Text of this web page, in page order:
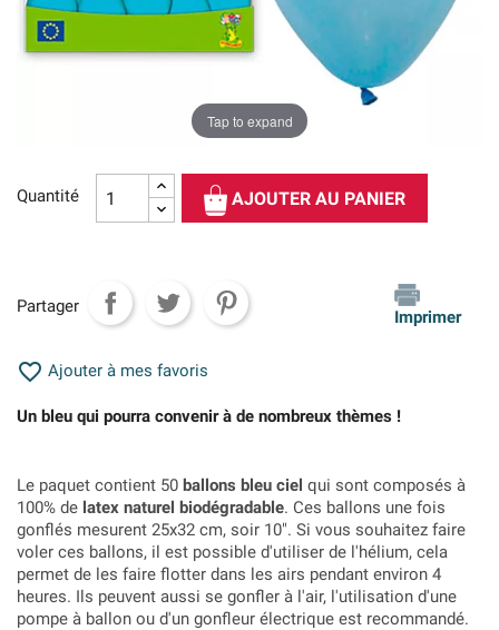
Tap to expand
Quantité AJOUTER AU PANIER
Partager
Imprimer
 Ajouter à mes favoris
Un bleu qui pourra convenir à de nombreux thèmes !
Le paquet contient 50 ballons bleu ciel qui sont composés à
100% de latex naturel biodégradable. Ces ballons une fois
gonflés mesurent 25x32 cm, soir 10". Si vous souhaitez faire
voler ces ballons, il est possible d'utiliser de l'hélium, cela
permet de les faire flotter dans les airs pendant environ 4
heures. Ils peuvent aussi se gonfler à l'air, l'utilisation d'une
pompe à ballon ou d'un gonfleur électrique est recommandé.